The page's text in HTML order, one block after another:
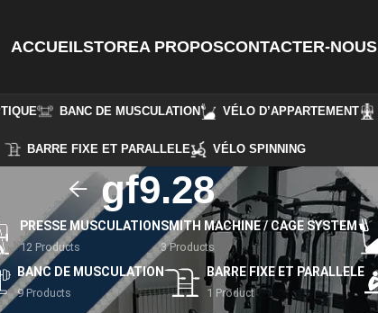
ACCUEILSTOREA PROPOSCONTACTER-NOUS
BANC DE MUSCULATION VÉLO D’APPARTEMENT
BARRE FIXE ET PARALLELE VÉLO SPINNING
gf9.28
PRESSE MUSCULATION
12 Products
SMITH MACHINE / CAGE SYSTEM
3 Products
BANC DE MUSCULATION
9 Products
BARRE FIXE ET PARALLELE
1 Product